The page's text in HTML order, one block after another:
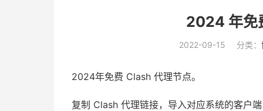
2024 年免
2022-09-15 分类：
2024年免费 Clash 代理节点。
复制 Clash 代理链接，导入对应系统的客户